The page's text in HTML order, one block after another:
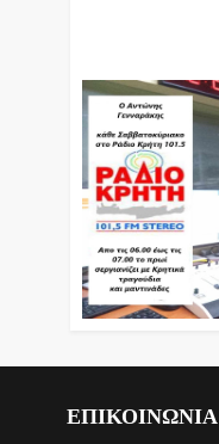
ΕΠΙΚΟΙΝΩΝΙΑ